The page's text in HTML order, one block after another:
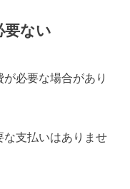
要ない
必要な場合があり
な支払いはありませ